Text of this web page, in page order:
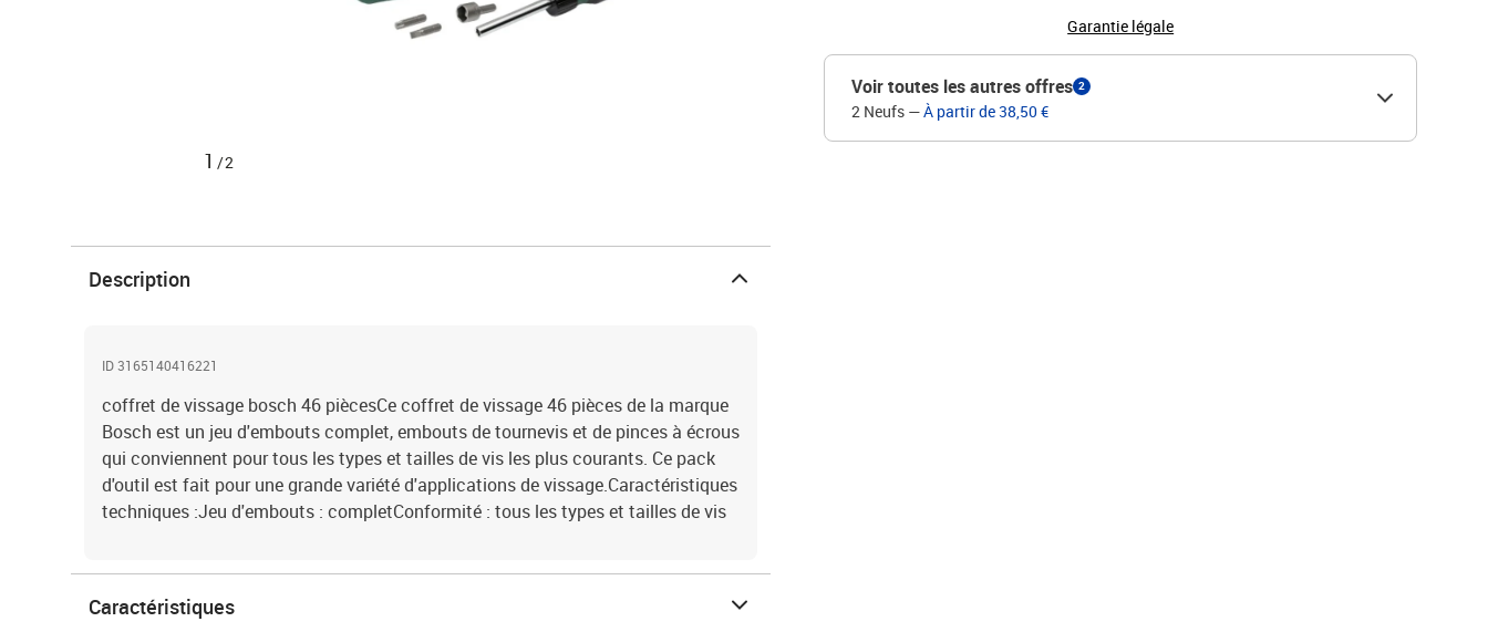
1 /2
Garantie légale
Voir toutes les autres offres 2
2 Neufs —À partir de 38,50 €
Description
ID 3165140416221
coffret de vissage bosch 46 piècesCe coffret de vissage 46 pièces de la marque
Bosch est un jeu d'embouts complet, embouts de tournevis et de pinces à écrous
qui conviennent pour tous les types et tailles de vis les plus courants. Ce pack
d'outil est fait pour une grande variété d'applications de vissage.Caractéristiques
techniques :Jeu d'embouts : completConformité : tous les types et tailles de vis
Caractéristiques